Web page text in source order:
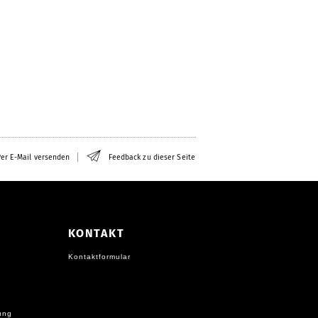
E-Mail versenden Feedback zu dieser Seite
KONTAKT
Kontaktformular